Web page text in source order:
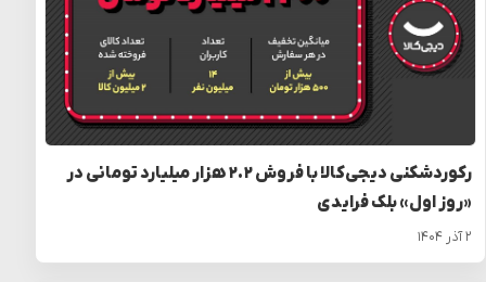
رکوردشکنی دیجی‌کالا با فروش ۲.۲ هزار میلیارد تومانی در
«روز اول» بلک فرایدی
۲ آذر ۱۴۰۴